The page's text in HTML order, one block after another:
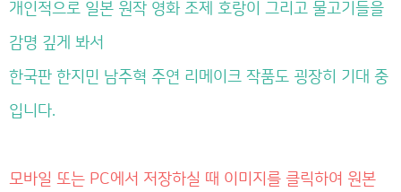
개인적으로 일본 원작 영화 조제 호랑이 그리고 물고기들을
감명 깊게 봐서
한국판 한지민 남주혁 주연 리메이크 작품도 굉장히 기대 중
입니다.
모바일 또는 PC에서 저장하실 때 이미지를 클릭하여 원본